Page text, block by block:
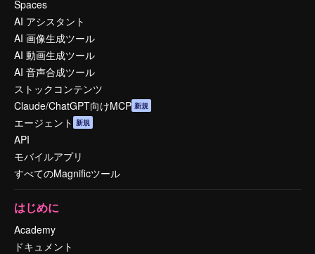
Spaces
AI アシスタント
AI 画像生成ツール
AI 動画生成ツール
AI 音声合成ツール
ストックコンテンツ
Claude/ChatGPT向けMCP 新規
エージェント 新規
API
モバイルアプリ
すべてのMagnificツール
はじめに
Academy
ドキュメント